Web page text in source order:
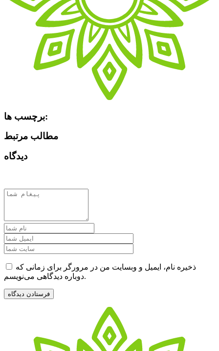
برچسب ها:
مطالب مرتبط
دیدگاه
ذخیره نام، ایمیل و وبسایت من در مرورگر برای زمانی که
دوباره دیدگاهی می‌نویسم.